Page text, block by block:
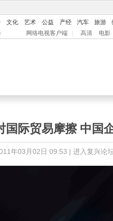
文化 艺术 公益 产经 汽车 旅游
网络电视客户端 高清 电影
国际贸易摩擦 中国
年03月02日 09:53 | 进入复兴论